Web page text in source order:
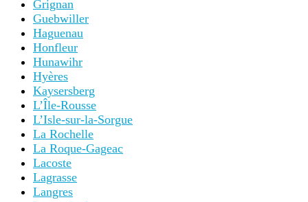
Grignan
Guebwiller
Haguenau
Honfleur
Hunawihr
Hyères
Kaysersberg
L’Île-Rousse
L’Isle-sur-la-Sorgue
La Rochelle
La Roque-Gageac
Lacoste
Lagrasse
Langres